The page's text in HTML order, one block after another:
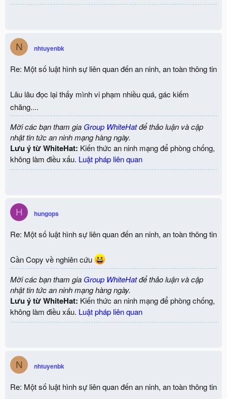
N nhtuyenbk
Re: Một số luật hình sự liên quan đến an ninh, an toàn thông tin
Lâu lâu đọc lại thấy mình vi phạm nhiều quá, gác kiếm
chăng....
Mời các bạn tham gia Group WhiteHatđể thảo luận và cập
nhật tin tức an ninh mạng hàng ngày.
Lưu ý từ WhiteHat: Kiến thức an ninh mạng để phòng chống,
không làm điều xấu. Luật pháp liên quan
H hungops
Re: Một số luật hình sự liên quan đến an ninh, an toàn thông tin
Cần Copy về nghiên cứu
Mời các bạn tham gia Group WhiteHatđể thảo luận và cập
nhật tin tức an ninh mạng hàng ngày.
Lưu ý từ WhiteHat: Kiến thức an ninh mạng để phòng chống,
không làm điều xấu. Luật pháp liên quan
N nhtuyenbk
Re: Một số luật hình sự liên quan đến an ninh, an toàn thông tin